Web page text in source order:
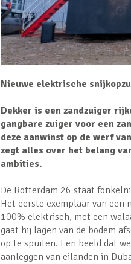
Nieuwe elektrische
Dekker is een zandzuiger
gangbare zuiger voor een
deze aanwinst op de werf
zegt alles over het belang
ambities.
De Rotterdam 26 staat
Het eerste exemplaar van een
100% elektrisch, met een
gaat hij lagen van de bodem
op te spuiten. Een beeld dat
aanleggen van eilanden in